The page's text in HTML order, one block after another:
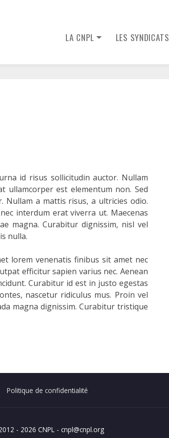
LA CNPL LES SYNDICATS
id risus sollicitudin auctor. Nullam
ullamcorper est elementum non. Sed
Nullam a mattis risus, a ultricies odio.
interdum erat viverra ut. Maecenas
magna. Curabitur dignissim, nisl vel
nulla.
lorem venenatis finibus sit amet nec
efficitur sapien varius nec. Aenean
Curabitur id est in justo egestas
nascetur ridiculus mus. Proin vel
magna dignissim. Curabitur tristique
Politique de confidentialité
- 2026 CNPL - cnpl@cnpl.org